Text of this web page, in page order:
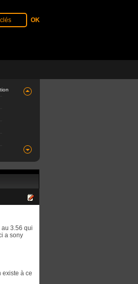
3.56 qui
a sony
existe à ce